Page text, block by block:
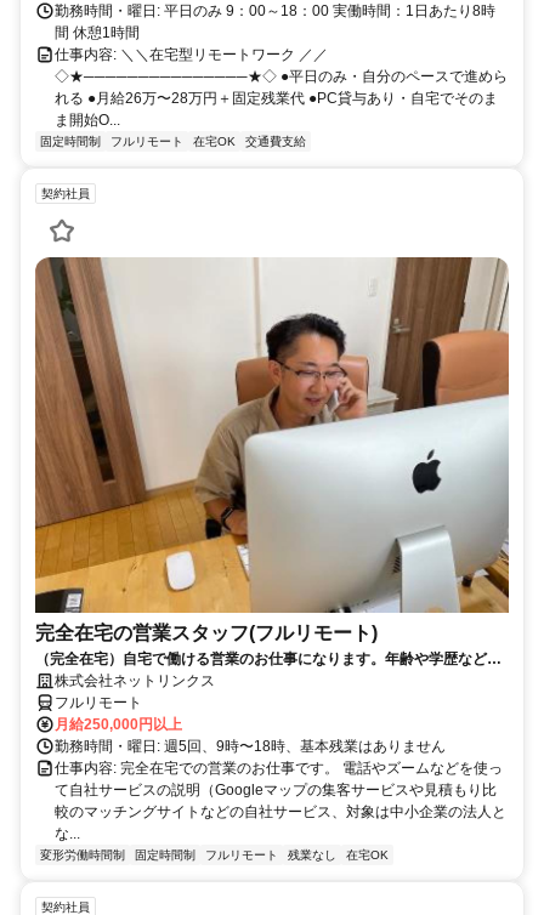
勤務時間・曜日: 平日のみ 9：00～18：00 実働時間：1日あたり8時
間 休憩1時間
仕事内容: ＼＼在宅型リモートワーク ／／
◇★───────────────★◇ ●平日のみ・自分のペースで進めら
れる ●月給26万〜28万円＋固定残業代 ●PC貸与あり・自宅でそのま
ま開始O...
固定時間制 フルリモート 在宅OK 交通費支給
契約社員
完全在宅の営業スタッフ(フルリモート)
（完全在宅）自宅で働ける営業のお仕事になります。年齢や学歴など問
いません。
株式会社ネットリンクス
フルリモート
月給250,000円以上
勤務時間・曜日: 週5回、9時〜18時、基本残業はありません
仕事内容: 完全在宅での営業のお仕事です。 電話やズームなどを使っ
て自社サービスの説明（Googleマップの集客サービスや見積もり比
較のマッチングサイトなどの自社サービス、対象は中小企業の法人と
な...
変形労働時間制 固定時間制 フルリモート 残業なし 在宅OK
契約社員